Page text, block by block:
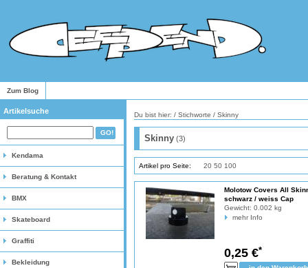
Zum Blog
Artikelsuche
Kendama
Beratung & Kontakt
BMX
Skateboard
Graffiti
Bekleidung
Du bist hier: / Stichworte / Skinny
Skinny (3)
Artikel pro Seite: 20 50 100
Molotow Covers All
schwarz / weiss Cap
Gewicht: 0.002 kg
mehr Info
0,25 €*